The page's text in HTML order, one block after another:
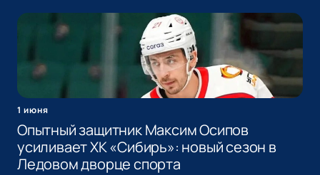
1 июня
Опытный защитник Максим Осипов
усиливает ХК «Сибирь»: новый сезон в
Ледовом дворце спорта